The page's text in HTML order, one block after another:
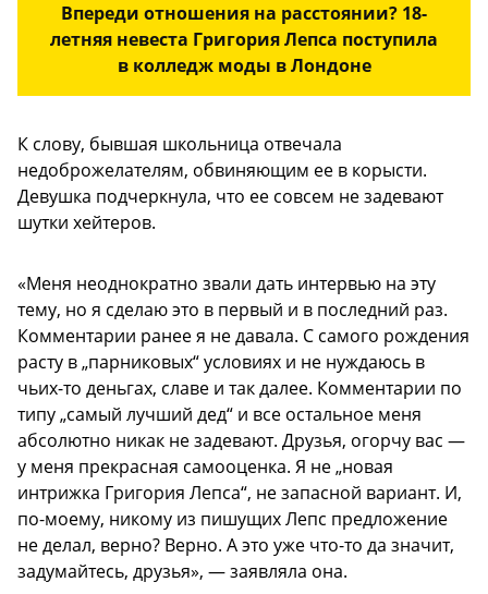
Впереди отношения на расстоянии? 18-
летняя невеста Григория Лепса поступила
в колледж моды в Лондоне
К слову, бывшая школьница отвечала
недоброжелателям, обвиняющим ее в корысти.
Девушка подчеркнула, что ее совсем не задевают
шутки хейтеров.
«Меня неоднократно звали дать интервью на эту
тему, но я сделаю это в первый и в последний раз.
Комментарии ранее я не давала. С самого рождения
расту в „парниковых“ условиях и не нуждаюсь в
чьих-то деньгах, славе и так далее. Комментарии по
типу „самый лучший дед“ и все остальное меня
абсолютно никак не задевают. Друзья, огорчу вас —
у меня прекрасная самооценка. Я не „новая
интрижка Григория Лепса“, не запасной вариант. И,
по-моему, никому из пишущих Лепс предложение
не делал, верно? Верно. А это уже что-то да значит,
задумайтесь, друзья», — заявляла она.